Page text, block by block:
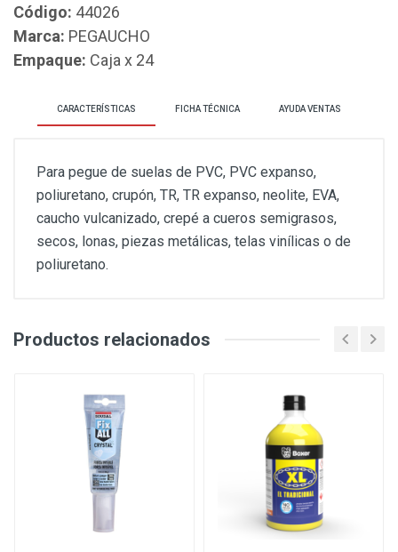
Código: 44026
Marca: PEGAUCHO
Empaque: Caja x 24
CARACTERÍSTICAS FICHA TÉCNICA AYUDA VENTAS
Para pegue de suelas de PVC, PVC expanso,
poliuretano, crupón, TR, TR expanso, neolite, EVA,
caucho vulcanizado, crepé a cueros semigrasos,
secos, lonas, piezas metálicas, telas vinílicas o de
poliuretano.
Productos relacionados